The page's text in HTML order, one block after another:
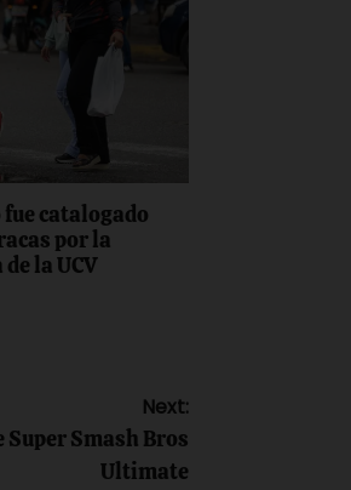
catalogado
por la
la UCV
Next:
Smash Bros
Ultimate